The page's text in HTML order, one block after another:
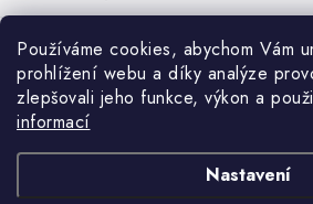
Používáme cookies, abychom Vám
prohlížení webu a díky analýze
zlepšovali jeho funkce, výkon a
informací
Nastavení
a
Jak nakupovat
O nás
Kontakty
Obchodní podmínky
Sortiment
Chemie a péče o vozidla
Příslušenství a ND k automyčkám
Nejprodávanější
Přijímáme online platby